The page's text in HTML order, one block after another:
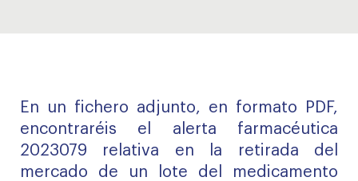
En un fichero adjunto, en formato PDF,
encontraréis el alerta farmacéutica
2023079 relativa en la retirada del
mercado de un lote del medicamento